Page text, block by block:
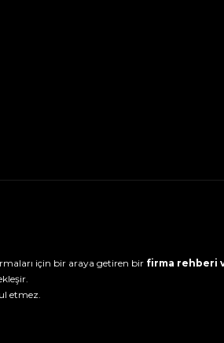
için bir araya getiren bir firma rehberi
etmez.